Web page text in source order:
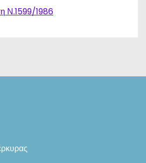
Ν.1599/1986